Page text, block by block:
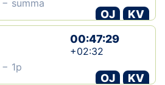
summa
OJ
KV
1p
00:47:29
+02:32
OJ
KV